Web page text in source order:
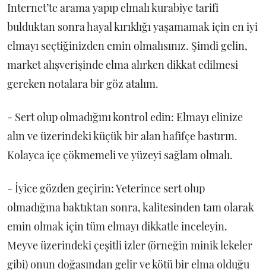
Internet’te arama yapıp elmalı kurabiye tarifi
bulduktan sonra hayal kırıklığı yaşamamak için en iyi
elmayı seçtiğinizden emin olmalısınız. Şimdi gelin,
market alışverişinde elma alırken dikkat edilmesi
gereken notalara bir göz atalım.
- Sert olup olmadığını kontrol edin: Elmayı elinize
alın ve üzerindeki küçük bir alan hafifçe bastırın.
Kolayca içe çökmemeli ve yüzeyi sağlam olmalı.
- İyice gözden geçirin: Yeterince sert olup
olmadığına baktıktan sonra, kalitesinden tam olarak
emin olmak için tüm elmayı dikkatle inceleyin.
Meyve üzerindeki çeşitli izler (örneğin minik lekeler
gibi) onun doğasından gelir ve kötü bir elma olduğu